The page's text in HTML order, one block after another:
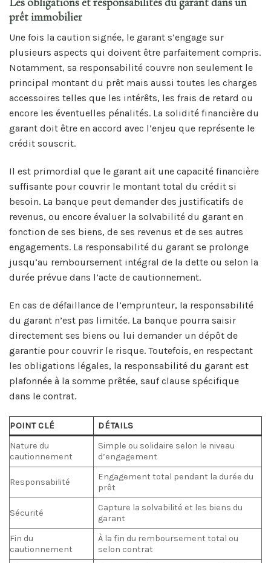
prêt immobilier
Une fois la caution signée, le garant s’engage sur
plusieurs aspects qui doivent être parfaitement compris.
Notamment, sa responsabilité couvre non seulement le
principal montant du prêt mais aussi toutes les charges
accessoires telles que les intérêts, les frais de retard ou
encore les éventuelles pénalités. La solidité financière du
garant doit être en accord avec l’enjeu que représente le
crédit souscrit.
Il est primordial que le garant ait une capacité financière
suffisante pour couvrir le montant total du crédit si
besoin. La banque peut demander des justificatifs de
revenus, ou encore évaluer la solvabilité du garant en
fonction de ses biens, de ses revenus et de ses autres
engagements. La responsabilité du garant se prolonge
jusqu’au remboursement intégral de la dette ou selon la
durée prévue dans l’acte de cautionnement.
En cas de défaillance de l’emprunteur, la responsabilité
du garant n’est pas limitée. La banque pourra saisir
directement ses biens ou lui demander un dépôt de
garantie pour couvrir le risque. Toutefois, en respectant
les obligations légales, la responsabilité du garant est
plafonnée à la somme prêtée, sauf clause spécifique
dans le contrat.
POINT CLÉ
DÉTAILS
Nature du
cautionnement
Simple ou solidaire selon le niveau
d’engagement
Responsabilité
Engagement total pendant la durée du
prêt
Sécurité
Capture la solvabilité et les biens du
garant
Fin du
cautionnement
À la fin du remboursement total ou
selon contrat